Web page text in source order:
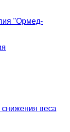
"Ормед-
веса